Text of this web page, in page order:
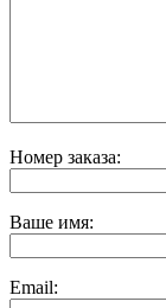
Номер заказа:
Ваше имя:
Email: